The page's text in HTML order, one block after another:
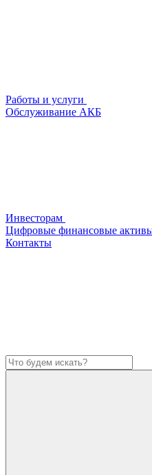
Работы и услуги
Обслуживание АКБ
Инвесторам
Цифровые финансовые
Контакты